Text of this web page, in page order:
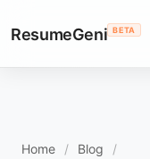
ResumeGeni BETA
Home
Blog